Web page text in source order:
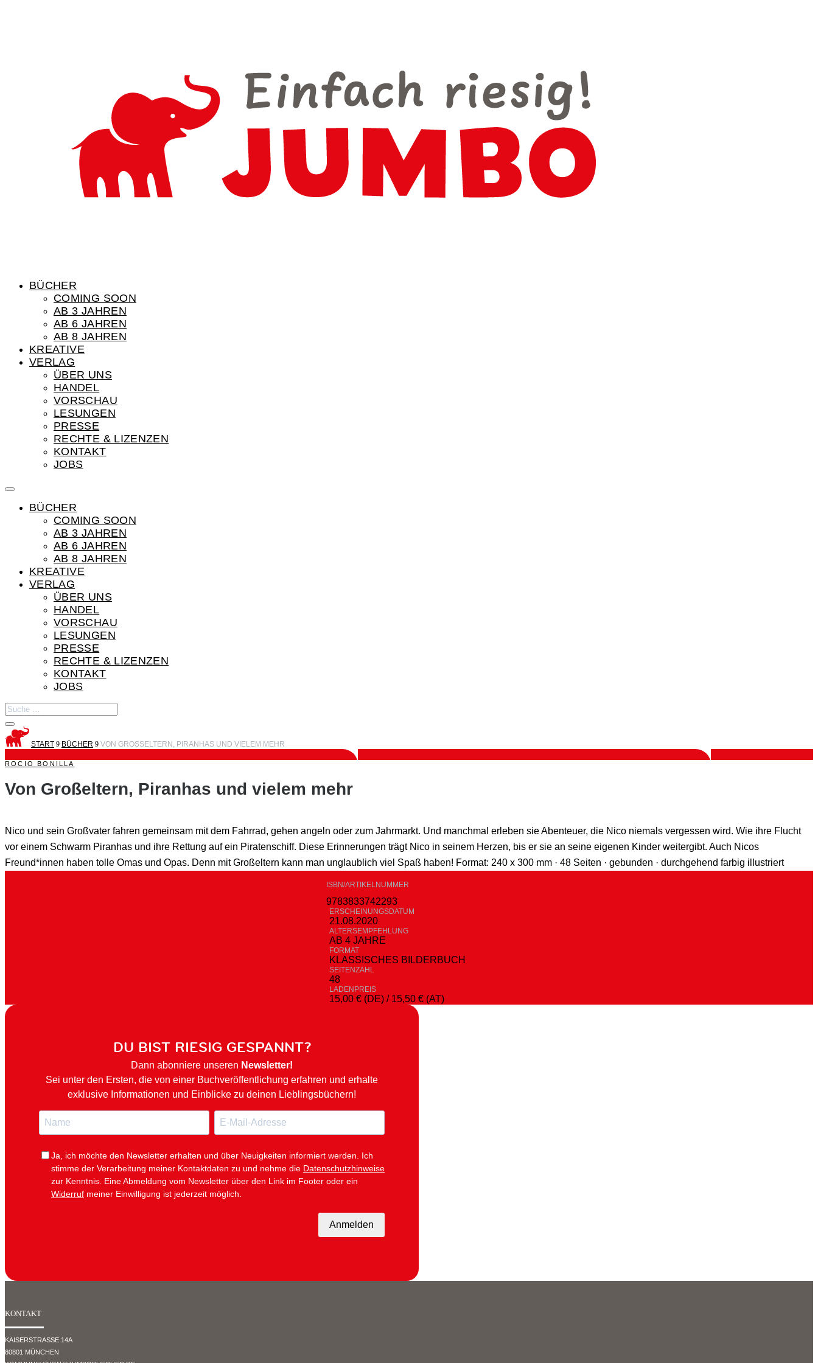
BÜCHER
COMING SOON
AB 3 JAHREN
AB 6 JAHREN
AB 8 JAHREN
KREATIVE
VERLAG
ÜBER UNS
HANDEL
VORSCHAU
LESUNGEN
PRESSE
RECHTE & LIZENZEN
KONTAKT
JOBS
BÜCHER
COMING SOON
AB 3 JAHREN
AB 6 JAHREN
AB 8 JAHREN
KREATIVE
VERLAG
ÜBER UNS
HANDEL
VORSCHAU
LESUNGEN
PRESSE
RECHTE & LIZENZEN
KONTAKT
JOBS
START 9 BÜCHER 9 VON GROSSELTERN, PIRANHAS UND VIELEM MEHR
ROCIO BONILLA
Von Großeltern, Piranhas und vielem mehr
Nico und sein Großvater fahren gemeinsam mit dem Fahrrad, gehen angeln oder zum Jahrmarkt. Und manchmal erleben sie Abenteuer, die Nico niemals vergessen wird. Wie ihre Flucht
vor einem Schwarm Piranhas und ihre Rettung auf ein Piratenschiff. Diese Erinnerungen trägt Nico in seinem Herzen, bis er sie an seine eigenen Kinder weitergibt. Auch Nicos
Freund*innen haben tolle Omas und Opas. Denn mit Großeltern kann man unglaublich viel Spaß haben! Format: 240 x 300 mm · 48 Seiten · gebunden · durchgehend farbig illustriert
ISBN/ARTIKELNUMMER
9783833742293
ERSCHEINUNGSDATUM
21.08.2020
ALTERSEMPFEHLUNG
AB 4 JAHRE
FORMAT
KLASSISCHES BILDERBUCH
SEITENZAHL
48
LADENPREIS
15,00 € (DE) / 15,50 € (AT)
DU BIST RIESIG GESPANNT?
Dann abonniere unseren Newsletter!
Sei unter den Ersten, die von einer Buchveröffentlichung erfahren und erhalte
exklusive Informationen und Einblicke zu deinen Lieblingsbüchern!
m
M
l
Ja, ich möchte den Newsletter erhalten und über Neuigkeiten informiert werden. Ich
stimme der Verarbeitung meiner Kontaktdaten zu und nehme die Datenschutzhinweise
zur Kenntnis. Eine Abmeldung vom Newsletter über den Link im Footer oder ein
Widerruf meiner Einwilligung ist jederzeit möglich.
Anmelden
KONTAKT
KAISERSTRASSE 14A
80801 MÜNCHEN